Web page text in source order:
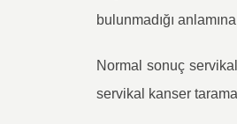
bulunmadığı
Normal sonuç
servikal kanser